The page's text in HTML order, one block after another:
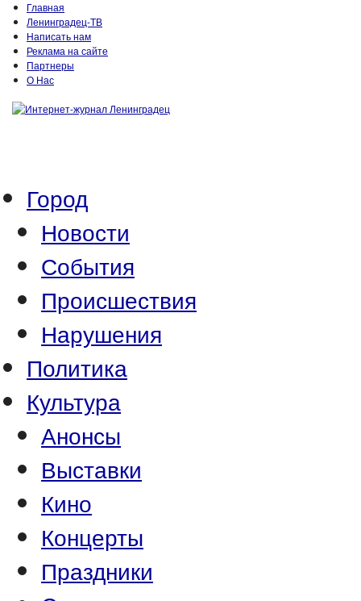
Главная
Ленинградец-ТВ
Написать нам
Реклама на сайте
Партнеры
О Нас
Город
Новости
События
Происшествия
Нарушения
Политика
Культура
Анонсы
Выставки
Кино
Концерты
Праздники